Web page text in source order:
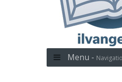
Menu -